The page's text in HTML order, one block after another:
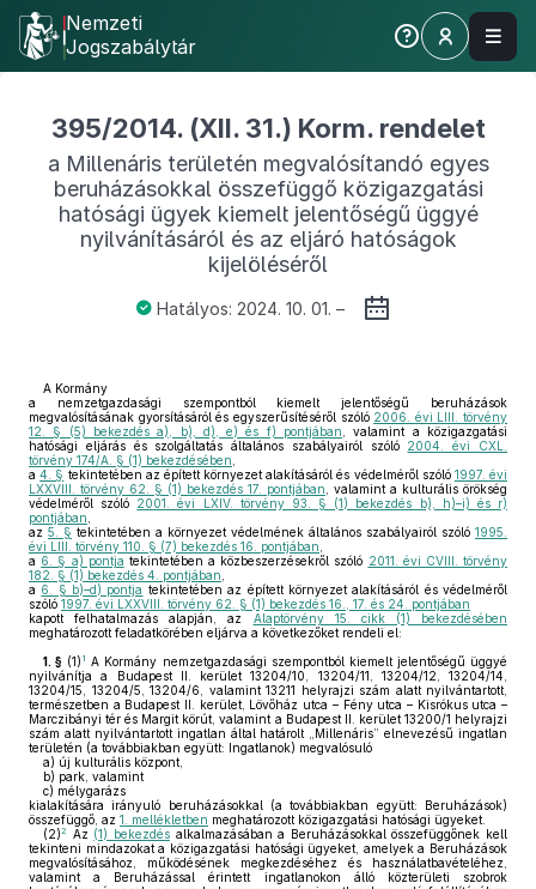
Nemzeti
Jogszabálytár
395/2014. (XII. 31.) Korm. rendelet
a Millenáris területén megvalósítandó egyes
beruházásokkal összefüggő közigazgatási
hatósági ügyek kiemelt jelentőségű üggyé
nyilvánításáról és az eljáró hatóságok
kijelöléséről
Hatályos: 2024. 10. 01. –
A Kormány
a nemzetgazdasági szempontból kiemelt jelentőségű beruházások
megvalósításának gyorsításáról és egyszerűsítéséről szóló 2006. évi LIII. törvény
12. § (5) bekezdés a), b), d), e) és f) pontjában , valamint a közigazgatási
hatósági eljárás és szolgáltatás általános szabályairól szóló 2004. évi CXL.
törvény 174/A. § (1) bekezdésében
a4. § tekintetében az épített környezet alakításáról és védelméről szóló 1997. évi
LXXVIII. törvény 62. § (1) bekezdés 17. pontjában , valamint a kulturális örökség
védelméről szóló 2001. évi LXIV. törvény 93. § (1) bekezdés b), h)–i) és r)
pontjában
az 5. § tekintetében a környezet védelmének általános szabályairól szóló 1995.
évi LIII. törvény 110. § (7) bekezdés 16. pontjában
a 6. § a) pontja tekintetében a közbeszerzésekről szóló 2011. évi CVIII. törvény
182. § (1) bekezdés 4. pontjában
a 6. § b)–d) pontja tekintetében az épített környezet alakításáról és védelméről
szóló 1997. évi LXXVIII. törvény 62. § (1) bekezdés 16., 17. és 24. pontjában
kapott felhatalmazás alapján, az Alaptörvény 15. cikk (1) bekezdésében
meghatározott feladatkörében eljárva a következőket rendeli el:
1. § (1) 1 A Kormány nemzetgazdasági szempontból kiemelt jelentőségű üggyé
nyilvánítja a Budapest II. kerület 13204/10, 13204/11, 13204/12, 13204/14,
13204/15, 13204/5, 13204/6, valamint 13211 helyrajzi szám alatt nyilvántartott,
természetben a Budapest II. kerület, Lövőház utca – Fény utca – Kisrókus utca –
Marczibányi tér és Margit körút, valamint a Budapest II. kerület 13200/1 helyrajzi
szám alatt nyilvántartott ingatlan által határolt „Millenáris” elnevezésű ingatlan
területén (a továbbiakban együtt: Ingatlanok) megvalósuló
a) új kulturális központ,
b) park, valamint
c) mélygarázs
kialakítására irányuló beruházásokkal (a továbbiakban együtt: Beruházások)
összefüggő, az 1. mellékletben meghatározott közigazgatási hatósági ügyeket.
(2)2 Az (1) bekezdésalkalmazásában a Beruházásokkal összefüggőnek kell
tekinteni mindazokat a közigazgatási hatósági ügyeket, amelyek a Beruházások
megvalósításához, működésének megkezdéséhez és használatbavételéhez,
valamint a Beruházással érintett ingatlanokon álló közterületi szobrok